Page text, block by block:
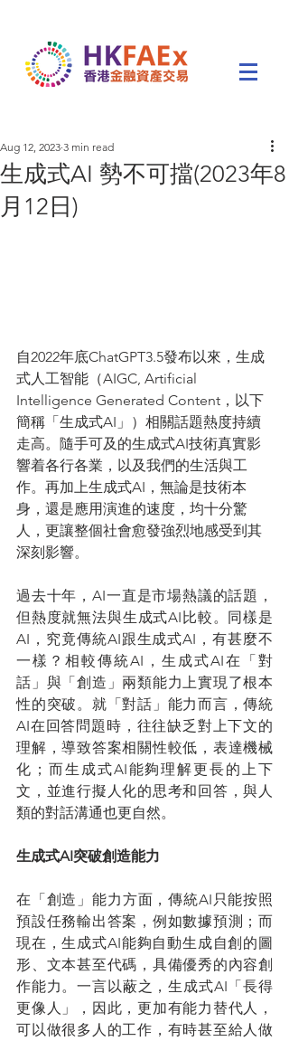
生成式AI 勢不可擋(2023年8
月12日)
Aug 12, 2023 3 min read
自2022年底ChatGPT3.5發布以來，生成
式人工智能（AIGC, Artificial
Intelligence Generated Content，以下
簡稱「生成式AI」）相關話題熱度持續
走高。隨手可及的生成式AI技術真實影
響着各行各業，以及我們的生活與工
作。再加上生成式AI，無論是技術本
身，還是應用演進的速度，均十分驚
人，更讓整個社會愈發強烈地感受到其
深刻影響。
過去十年，AI一直是市場熱議的話題，
但熱度就無法與生成式AI比較。同樣是
AI，究竟傳統AI跟生成式AI，有甚麼不
一樣？相較傳統AI，生成式AI在「對
話」與「創造」兩類能力上實現了根本
性的突破。就「對話」能力而言，傳統
AI在回答問題時，往往缺乏對上下文的
理解，導致答案相關性較低，表達機械
化；而生成式AI能夠理解更長的上下
文，並進行擬人化的思考和回答，與人
類的對話溝通也更自然。
生成式AI突破創造能力
在「創造」能力方面，傳統AI只能按照
預設任務輸出答案，例如數據預測；而
現在，生成式AI能夠自動生成自創的圖
形、文本甚至代碼，具備優秀的內容創
作能力。一言以蔽之，生成式AI「長得
更像人」，因此，更加有能力替代人，
可以做很多人的工作，有時甚至給人做